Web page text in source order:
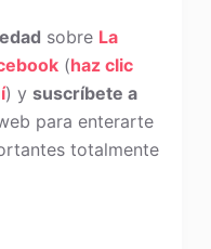
sobre La
(haz clic
) y suscríbete a
para enterarte
totalmente